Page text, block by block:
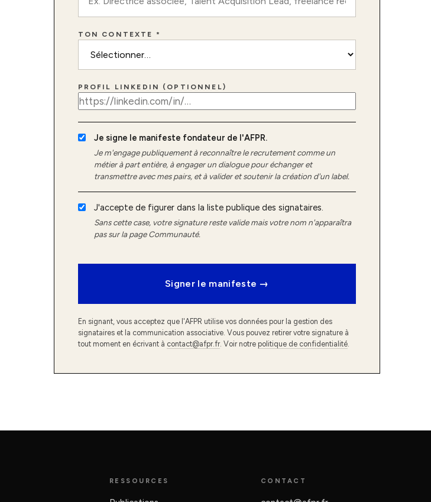
TON CONTEXTE *
PROFIL LINKEDIN (OPTIONNEL)
Je signe le manifeste fondateur de l'AFPR.
Je m'engage publiquement à reconnaître le recrutement comme un
métier à part entière, à engager un dialogue pour échanger et
transmettre avec mes pairs, et à valider et soutenir la création d'un label.
J'accepte de figurer dans la liste publique des signataires.
Sans cette case, votre signature reste valide mais votre nom n'apparaîtra
pas sur la page Communauté.
Signer le manifeste →
En signant, vous acceptez que l'AFPR utilise vos données pour la gestion des
signataires et la communication associative. Vous pouvez retirer votre signature à
tout moment en écrivant à contact@afpr.fr. Voir notre politique de confidentialité.
RESSOURCES CONTACT